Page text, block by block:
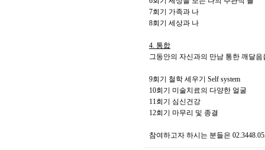
7회기 가족과 나
8회기 세상과 나
4. 통합
그동안의 자신과의 만남 통한 깨달
9회기 철학 세우기 Self system
10회기 미술치료의 다양한 얼굴
11회기 심신건강
12회기 마무리 및 종결
참여하고자 하시는 분들은